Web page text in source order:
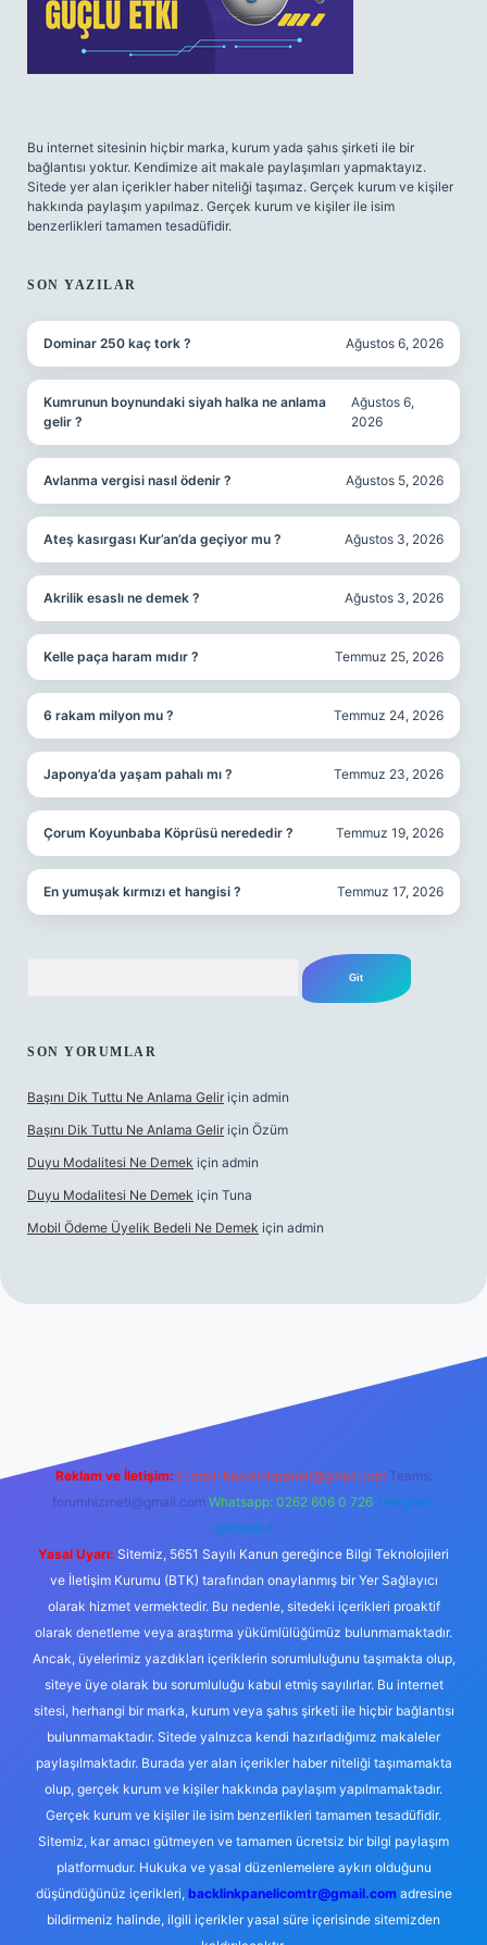
Bu internet sitesinin hiçbir marka, kurum yada şahıs şirketi ile bir
bağlantısı yoktur. Kendimize ait makale paylaşımları yapmaktayız.
Sitede yer alan içerikler haber niteliği taşımaz. Gerçek kurum ve kişiler
hakkında paylaşım yapılmaz. Gerçek kurum ve kişiler ile isim
benzerlikleri tamamen tesadüfidir.
SON YAZILAR
Dominar 250 kaç tork ? Ağustos 6, 2026
Kumrunun boynundaki siyah halka ne anlama
gelir ?
Ağustos 6,
2026
Avlanma vergisi nasıl ödenir ? Ağustos 5, 2026
Ateş kasırgası Kur’an’da geçiyor mu ? Ağustos 3, 2026
Akrilik esaslı ne demek ? Ağustos 3, 2026
Kelle paça haram mıdır ? Temmuz 25, 2026
6 rakam milyon mu ? Temmuz 24, 2026
Japonya’da yaşam pahalı mı ? Temmuz 23, 2026
Çorum Koyunbaba Köprüsü nerededir ? Temmuz 19, 2026
En yumuşak kırmızı et hangisi ? Temmuz 17, 2026
SON YORUMLAR
Başını Dik Tuttu Ne Anlama Gelir için admin
Başını Dik Tuttu Ne Anlama Gelir için Özüm
Duyu Modalitesi Ne Demek için admin
Duyu Modalitesi Ne Demek için Tuna
Mobil Ödeme Üyelik Bedeli Ne Demek için admin
Reklam ve İletişim: E-mail: backlinkpaneli@gmail.com Teams:
forumhizmeti@gmail.com Whatsapp: 0262 606 0 726 Telegram:
@karabul
Yasal Uyarı: Sitemiz, 5651 Sayılı Kanun gereğince Bilgi Teknolojileri
ve İletişim Kurumu (BTK) tarafından onaylanmış bir Yer Sağlayıcı
olarak hizmet vermektedir. Bu nedenle, sitedeki içerikleri proaktif
olarak denetleme veya araştırma yükümlülüğümüz bulunmamaktadır.
Ancak, üyelerimiz yazdıkları içeriklerin sorumluluğunu taşımakta olup,
siteye üye olarak bu sorumluluğu kabul etmiş sayılırlar. Bu internet
sitesi, herhangi bir marka, kurum veya şahıs şirketi ile hiçbir bağlantısı
bulunmamaktadır. Sitede yalnızca kendi hazırladığımız makaleler
paylaşılmaktadır. Burada yer alan içerikler haber niteliği taşımamakta
olup, gerçek kurum ve kişiler hakkında paylaşım yapılmamaktadır.
Gerçek kurum ve kişiler ile isim benzerlikleri tamamen tesadüfidir.
Sitemiz, kar amacı gütmeyen ve tamamen ücretsiz bir bilgi paylaşım
platformudur. Hukuka ve yasal düzenlemelere aykırı olduğunu
düşündüğünüz içerikleri, backlinkpanelicomtr@gmail.comadresine
bildirmeniz halinde, ilgili içerikler yasal süre içerisinde sitemizden